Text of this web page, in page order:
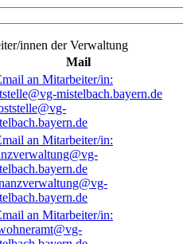
innen der Verwaltung
Mail